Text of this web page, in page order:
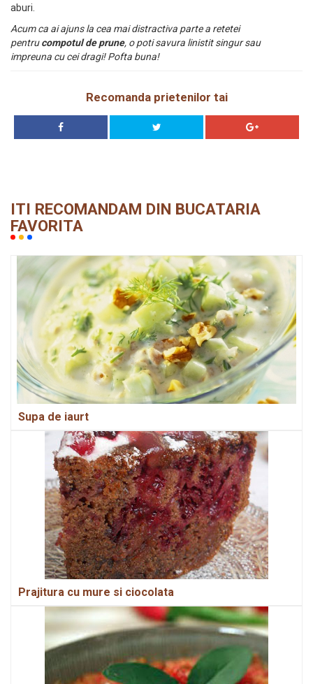
aburi.
Acum ca ai ajuns la cea mai distractiva parte a retetei
pentru compotul de prune, o poti savura linistit singur sau
impreuna cu cei dragi! Pofta buna!
Recomanda prietenilor tai
ITI RECOMANDAM DIN BUCATARIA
FAVORITA
Supa de iaurt
Prajitura cu mure si ciocolata